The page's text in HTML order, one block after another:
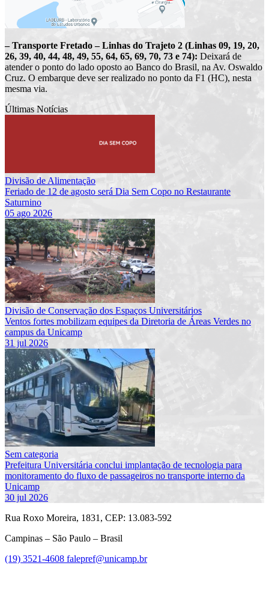
– Transporte Fretado – Linhas do Trajeto 2 (Linhas 09, 19, 20,
26, 39, 40, 44, 48, 49, 55, 64, 65, 69, 70, 73 e 74): Deixará de
atender o ponto do lado oposto ao Banco do Brasil, na Av. Oswaldo
Cruz. O embarque deve ser realizado no ponto da F1 (HC), nesta
mesma via.
Últimas Notícias
Divisão de Alimentação
Feriado de 12 de agosto será Dia Sem Copo no Restaurante
Saturnino
05 ago 2026
Divisão de Conservação dos Espaços Universitários
Ventos fortes mobilizam equipes da Diretoria de Áreas Verdes no
campus da Unicamp
31 jul 2026
Sem categoria
Prefeitura Universitária conclui implantação de tecnologia para
monitoramento do fluxo de passageiros no transporte interno da
Unicamp
30 jul 2026
Rua Roxo Moreira, 1831, CEP: 13.083-592
Campinas – São Paulo – Brasil
(19) 3521-4608 falepref@unicamp.br